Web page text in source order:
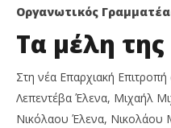
Οργανωτικός
Τα μέλη
Στη νέα Επαρχιακή
Λεπεντέβα Έλενα, Μιχαήλ
Νικόλαου Έλενα, Νικολάου